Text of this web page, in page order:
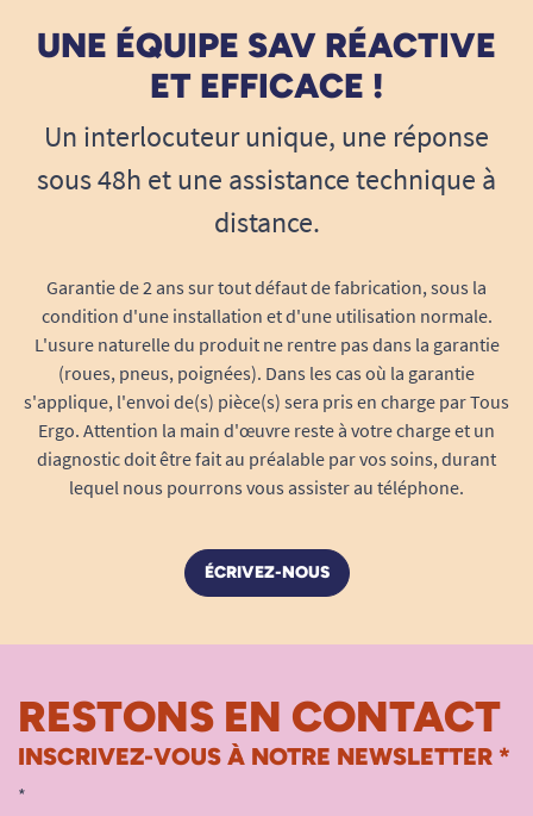
UNE ÉQUIPE SAV RÉACTIVE
ET EFFICACE !
Un interlocuteur unique, une réponse
sous 48h et une assistance technique à
distance.
Garantie de 2 ans sur tout défaut de fabrication, sous la
condition d'une installation et d'une utilisation normale.
L'usure naturelle du produit ne rentre pas dans la garantie
(roues, pneus, poignées). Dans les cas où la garantie
s'applique, l'envoi de(s) pièce(s) sera pris en charge par Tous
Ergo. Attention la main d'œuvre reste à votre charge et un
diagnostic doit être fait au préalable par vos soins, durant
lequel nous pourrons vous assister au téléphone.
ÉCRIVEZ-NOUS
RESTONS EN CONTACT
INSCRIVEZ-VOUS À NOTRE NEWSLETTER *
*